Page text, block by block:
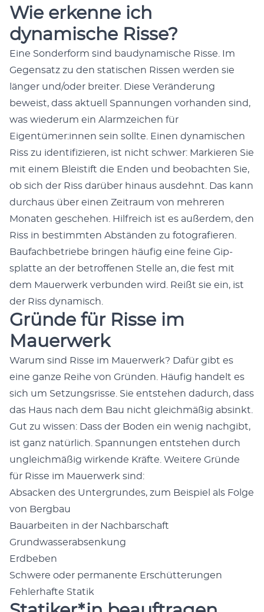
Wie erkenne ich
dynamische Risse?
Eine Son­der­form sind bau­dy­namis­che Risse. Im
Gegen­satz zu den sta­tis­chen Ris­sen wer­den sie
länger und/oder bre­it­er. Diese Verän­derung
beweist, dass aktuell Span­nun­gen vorhan­den sind,
was wiederum ein Alar­mze­ichen für
Eigentümer:innen sein sollte. Einen dynamis­chen
Riss zu iden­ti­fizieren, ist nicht schw­er: Markieren Sie
mit einem Bleis­tift die Enden und beobacht­en Sie,
ob sich der Riss darüber hin­aus aus­dehnt. Das kann
dur­chaus über einen Zeitraum von mehreren
Monat­en geschehen. Hil­fre­ich ist es außer­dem, den
Riss in bes­timmten Abstän­den zu fotografieren.
Bau­fach­be­triebe brin­gen häu­fig eine feine Gip­
splat­te an der betrof­fe­nen Stelle an, die fest mit
dem Mauer­w­erk ver­bun­den wird. Reißt sie ein, ist
der Riss dynamisch.
Gründe für Risse im
Mauerwerk
Warum sind Risse im Mauer­w­erk? Dafür gibt es
eine ganze Rei­he von Grün­den. Häu­fig han­delt es
sich um Set­zungsrisse. Sie entste­hen dadurch, dass
das Haus nach dem Bau nicht gle­ich­mäßig absinkt.
Gut zu wis­sen: Dass der Boden ein wenig nachgibt,
ist ganz natür­lich. Span­nun­gen entste­hen durch
ungle­ich­mäßig wirk­ende Kräfte. Weit­ere Gründe
für Risse im Mauer­w­erk sind:
Absack­en des Unter­grun­des, zum Beispiel als Folge
von Berg­bau
Bauar­beit­en in der Nach­barschaft
Grund­wasser­ab­senkung
Erd­beben
Schwere oder per­ma­nente Erschüt­terun­gen
Fehler­hafte Sta­tik